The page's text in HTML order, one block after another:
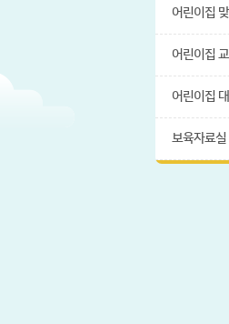
어린이집
어린이집
어린이집
보육자료실